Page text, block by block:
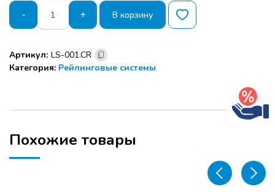
-
Количество
товара
Крючок
d=16мм
LS-
+ В корзину
Артикул: LS-001.CR
Категория: Рейлинговые системы
Похожие товары